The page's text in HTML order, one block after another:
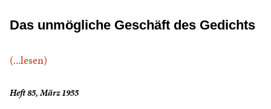
Das unmögliche Geschäft des Gedichts
(...lesen)
Heft 85, März 1955